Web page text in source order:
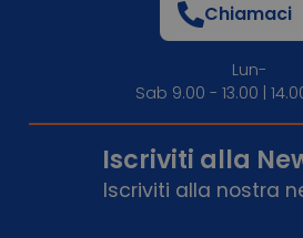
Chiamaci
Lun-
Sab 9.00 - 13.00 |
Iscriviti alla
Iscriviti alla nostra